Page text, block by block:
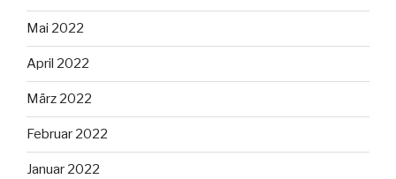
Mai 2022
April 2022
März 2022
Februar 2022
Januar 2022